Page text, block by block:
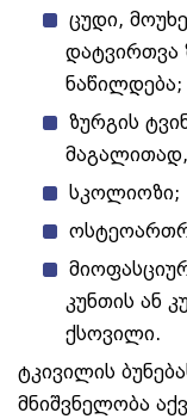
ცუდი,
დატვირთვა
ნაწილდება;
ზურგის
სკოლიოზი;
კუნთის ან
ქსოვილი.
ტკივილის
მნიშვნელობა